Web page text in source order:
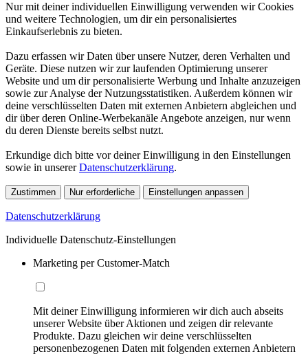
Nur mit deiner individuellen Einwilligung verwenden wir Cookies
und weitere Technologien, um dir ein personalisiertes
Einkaufserlebnis zu bieten.
Dazu erfassen wir Daten über unsere Nutzer, deren Verhalten und
Geräte. Diese nutzen wir zur laufenden Optimierung unserer
Website und um dir personalisierte Werbung und Inhalte anzuzeigen
sowie zur Analyse der Nutzungsstatistiken. Außerdem können wir
deine verschlüsselten Daten mit externen Anbietern abgleichen und
dir über deren Online-Werbekanäle Angebote anzeigen, nur wenn
du deren Dienste bereits selbst nutzt.
Erkundige dich bitte vor deiner Einwilligung in den Einstellungen
sowie in unsererDatenschutzerklärung.
Zustimmen Nur erforderliche Einstellungen anpassen
Datenschutzerklärung
Individuelle Datenschutz-Einstellungen
Marketing per Customer-Match
Mit deiner Einwilligung informieren wir dich auch abseits
unserer Website über Aktionen und zeigen dir relevante
Produkte. Dazu gleichen wir deine verschlüsselten
personenbezogenen Daten mit folgenden externen Anbietern